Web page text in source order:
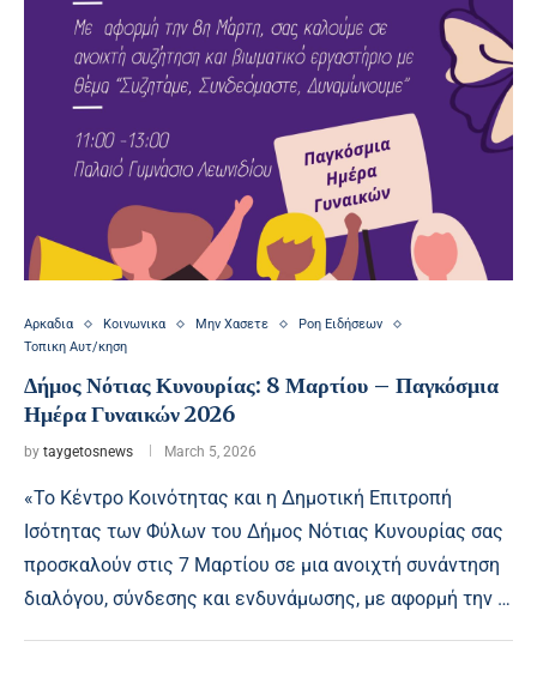
Αρκαδια Κοινωνικα Μην Χασετε
Ροη Ειδήσεων
Τοπικη Αυτ/κηση
Δήμος Νότιας Κυνουρίας: 8 Μαρτίου – Παγκόσμια
Ημέρα Γυναικών 2026
by taygetosnews March 5, 2026
«Το Κέντρο Κοινότητας και η Δημοτική Επιτροπή
Ισότητας των Φύλων του Δήμος Νότιας Κυνουρίας σας
προσκαλούν στις 7 Μαρτίου σε μια ανοιχτή συνάντηση
διαλόγου, σύνδεσης και ενδυνάμωσης, με αφορμή την …